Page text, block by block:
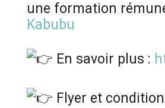
une formation
Kabubu
En savoir plus :
Flyer et